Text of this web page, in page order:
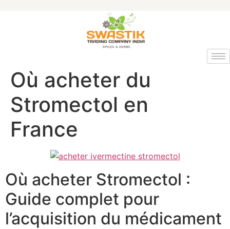
Où acheter du
Stromectol en
France
Où acheter Stromectol :
Guide complet pour
l’acquisition du médicament